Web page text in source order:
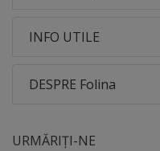
INFO UTILE
DESPRE Folina
URMĂRIȚI-NE